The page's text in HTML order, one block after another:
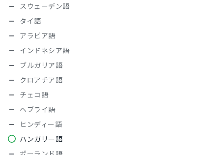
スウェーデン語
タイ語
アラビア語
インドネシア語
ブルガリア語
クロアチア語
チェコ語
ヘブライ語
ヒンディー語
ハンガリー語